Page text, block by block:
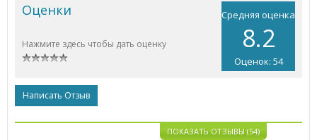
Средняя оценка
8.2
Оценок: 54
Оценки
Нажмите здесь чтобы дать оценку
Написать Отзыв
ПОКАЗАТЬ ОТЗЫВЫ (54)